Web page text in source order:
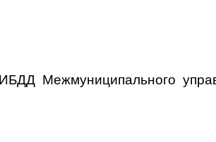
Межмуниципального